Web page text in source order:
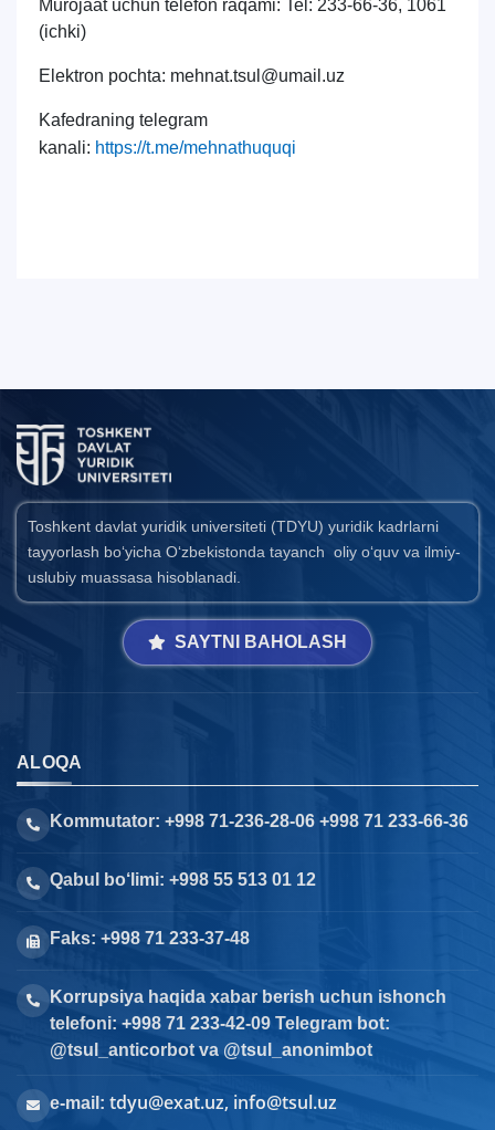
Murojaat uchun telefon raqami: Tel: 233-66-36, 1061
(ichki)
Elektron pochta: mehnat.tsul@umail.uz
Kafedraning telegram
kanali: https://t.me/mehnathuquqi
Toshkent davlat yuridik universiteti (TDYU) yuridik kadrlarni
tayyorlash bo‘yicha O‘zbekistonda tayanch oliy o‘quv va ilmiy-
uslubiy muassasa hisoblanadi.
SAYTNI BAHOLASH
ALOQA
Kommutator: +998 71-236-28-06 +998 71 233-66-36
Qabul bo‘limi: +998 55 513 01 12
Faks: +998 71 233-37-48
Korrupsiya haqida xabar berish uchun ishonch
telefoni: +998 71 233-42-09 Telegram bot:
@tsul_anticorbot va @tsul_anonimbot
e-mail: tdyu@exat.uz, info@tsul.uz